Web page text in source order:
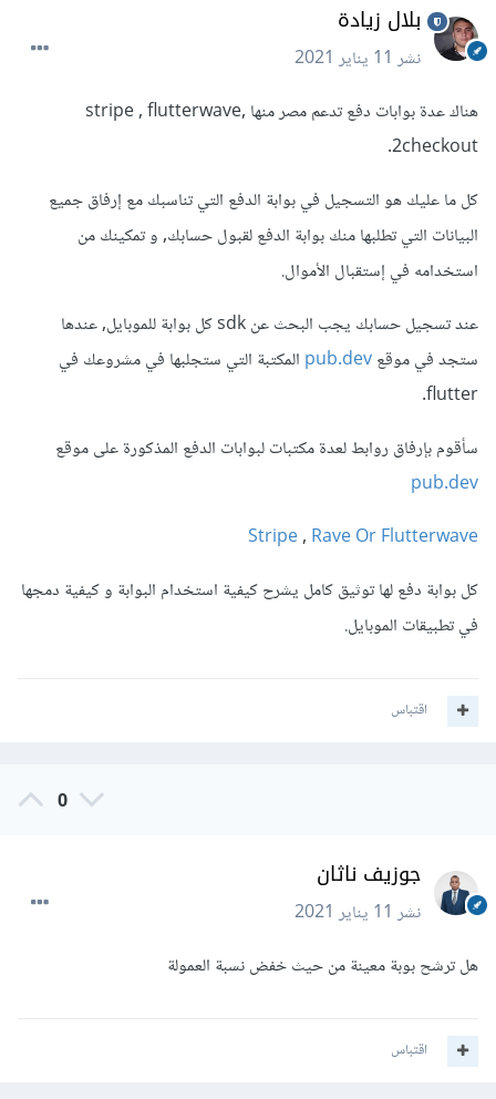
بلال زيادة
نشر11 يناير 2021
هناك عدة بوابات دفع تدعم مصر منها stripe , flutterwave,
2checkout.
كل ما عليك هو التسجيل في بوابة الدفع التي تناسبك مع إرفاق جميع
البيانات التي تطلبها منك بوابة الدفع لقبول حسابك, و تمكينك من
استخدامه في إستقبال الأموال.
عند تسجيل حسابك يجب البحث عن sdk كل بوابة للموبايل, عندها
ستجد في موقعpub.devالمكتبة التي ستجلبها في مشروعك في
flutter.
سأقوم بإرفاق روابط لعدة مكتبات لبوابات الدفع المذكورة على موقع
pub.dev
Stripe,Rave Or Flutterwave
كل بوابة دفع لها توثيق كامل يشرح كيفية استخدام البوابة و كيفية دمجها
في تطبيقات الموبايل.
اقتباس
0
جوزيف ناثان
نشر11 يناير 2021
هل ترشح بوبة معينة من حيث خفض نسبة العمولة
اقتباس